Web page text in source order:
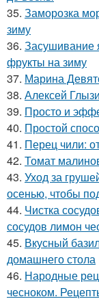
35. Заморозка
зиму
36. Засушивание
фрукты на зиму
37. Марина
38. Алексей
39. Просто и
40. Простой
41. Перец чили:
42. Томат
43. Уход за
осенью, чтобы
44. Чистка
сосудов лимон
45. Вкусный
домашнего стола
46. Народные
чесноком.